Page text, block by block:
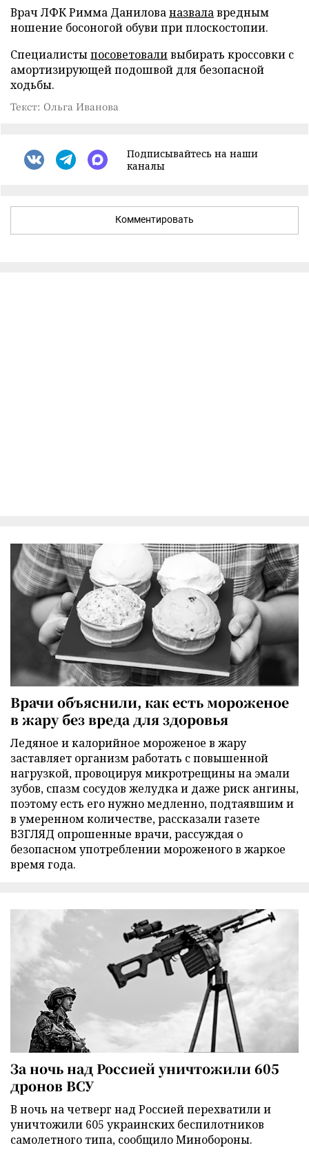
Врач ЛФК Римма Данилованазвалавредным
ношение босоногой обуви при плоскостопии.
Специалистыпосоветоваливыбирать кроссовки с
амортизирующей подошвой для безопасной
ходьбы.
Текст: Ольга Иванова
Подписывайтесь на наши
каналы
Комментировать
Врачи объяснили, как есть мороженое
в жару без вреда для здоровья
Ледяное и калорийное мороженое в жару
заставляет организм работать с повышенной
нагрузкой, провоцируя микротрещины на эмали
зубов, спазм сосудов желудка и даже риск ангины,
поэтому есть его нужно медленно, подтаявшим и
в умеренном количестве, рассказали газете
ВЗГЛЯД опрошенные врачи, рассуждая о
безопасном употреблении мороженого в жаркое
время года.
За ночь над Россией уничтожили 605
дронов ВСУ
В ночь на четверг над Россией перехватили и
уничтожили 605 украинских беспилотников
самолетного типа, сообщило Минобороны.